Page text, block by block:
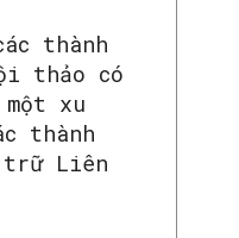
thành
thảo có
xu
thành
trữ Liên